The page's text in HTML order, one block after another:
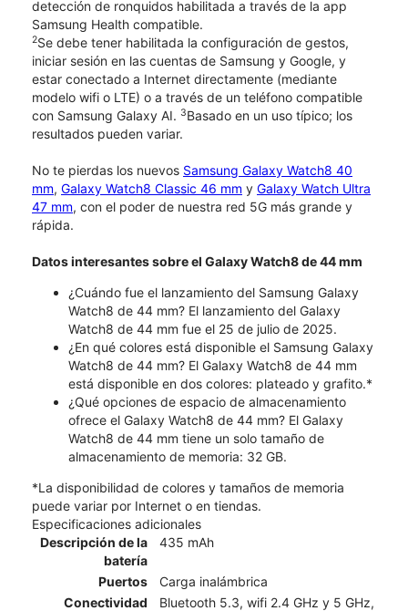
detección de ronquidos habilitada a través de la app
Samsung Health compatible.
2Se debe tener habilitada la configuración de gestos,
iniciar sesión en las cuentas de Samsung y Google, y
estar conectado a Internet directamente (mediante
modelo wifi o LTE) o a través de un teléfono compatible
con Samsung Galaxy AI. 3Basado en un uso típico; los
resultados pueden variar.
No te pierdas los nuevos Samsung Galaxy Watch8 40
mm, Galaxy Watch8 Classic 46 mm y Galaxy Watch Ultra
47 mm, con el poder de nuestra red 5G más grande y
rápida.
Datos interesantes sobre el Galaxy Watch8 de 44 mm
¿Cuándo fue el lanzamiento del Samsung Galaxy
Watch8 de 44 mm? El lanzamiento del Galaxy
Watch8 de 44 mm fue el 25 de julio de 2025.
¿En qué colores está disponible el Samsung Galaxy
Watch8 de 44 mm? El Galaxy Watch8 de 44 mm
está disponible en dos colores: plateado y grafito.*
¿Qué opciones de espacio de almacenamiento
ofrece el Galaxy Watch8 de 44 mm? El Galaxy
Watch8 de 44 mm tiene un solo tamaño de
almacenamiento de memoria: 32 GB.
*La disponibilidad de colores y tamaños de memoria
puede variar por Internet o en tiendas.
Especificaciones adicionales
Descripción de la
batería
435 mAh
Puertos
Carga inalámbrica
Conectividad
Bluetooth 5.3, wifi 2.4 GHz y 5 GHz,